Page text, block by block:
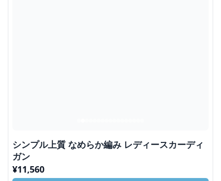
シンプル上質 なめらか編み レディースカーディ
ガン
¥11,560